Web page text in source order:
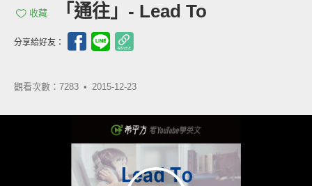
收藏 「通往」- Lead To
分享給好友：
觀看次數：7283 • 2015-12-23